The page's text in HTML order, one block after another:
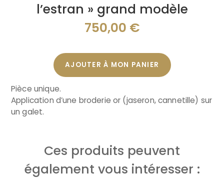
l’estran » grand modèle
750,00 €
AJOUTER À MON PANIER
Pièce unique.
Application d’une broderie or (jaseron, cannetille) sur
un galet.
Ces produits peuvent
également vous intéresser :